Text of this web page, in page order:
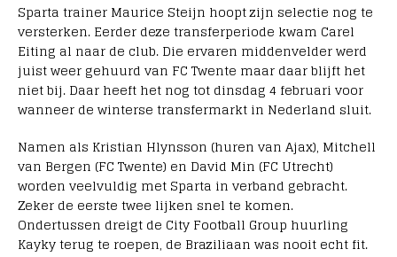
Sparta trainer Maurice Steijn hoopt zijn selectie nog te
versterken. Eerder deze transferperiode kwam Carel
Eiting al naar de club. Die ervaren middenvelder werd
juist weer gehuurd van FC Twente maar daar blijft het
niet bij. Daar heeft het nog tot dinsdag 4 februari voor
wanneer de winterse transfermarkt in Nederland sluit.
Namen als Kristian Hlynsson (huren van Ajax), Mitchell
van Bergen (FC Twente) en David Min (FC Utrecht)
worden veelvuldig met Sparta in verband gebracht.
Zeker de eerste twee lijken snel te komen.
Ondertussen dreigt de City Football Group huurling
Kayky terug te roepen, de Braziliaan was nooit echt fit.